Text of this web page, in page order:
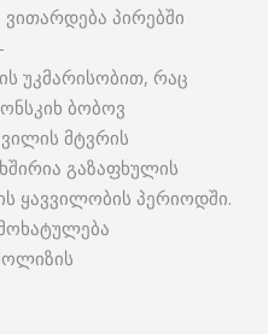
პირებში
უკმარისობით, რაც
ბობოვ
მტვრის
გაზაფხულის
ყავვილობის პერიოდში.